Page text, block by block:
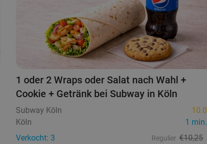
1 oder 2 Wraps oder Salat nach Wahl +
Cookie + Getränk bei Subway in Köln
Subway Köln
10.0
Köln
1 min.
Verkocht: 3
Regulier €10,25